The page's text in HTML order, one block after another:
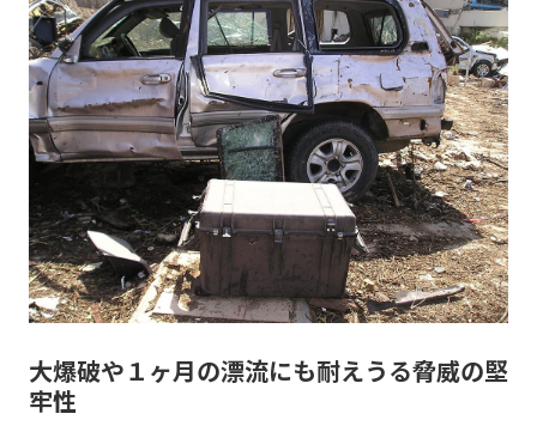
大爆破や１ヶ月の漂流にも耐えうる脅威の堅
牢性